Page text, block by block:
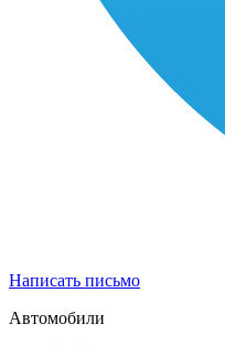
Написать письмо
Автомобили